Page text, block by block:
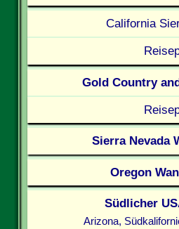
California
Gold Country
Sierra Nevada
Oregon
Südlicher
Arizona,